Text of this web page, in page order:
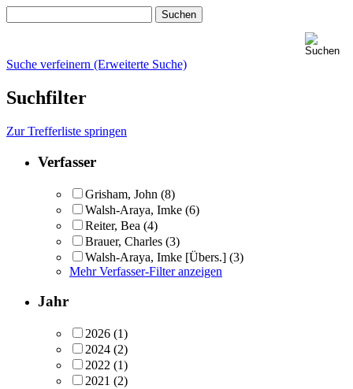
Suche verfeinern (Erweiterte Suche)
Suchfilter
Zur Trefferliste springen
Verfasser
Grisham, John (8)
Walsh-Araya, Imke (6)
Reiter, Bea (4)
Brauer, Charles (3)
Walsh-Araya, Imke [Übers.] (3)
Mehr Verfasser-Filter anzeigen
Jahr
2026 (1)
2024 (2)
2022 (1)
2021 (2)